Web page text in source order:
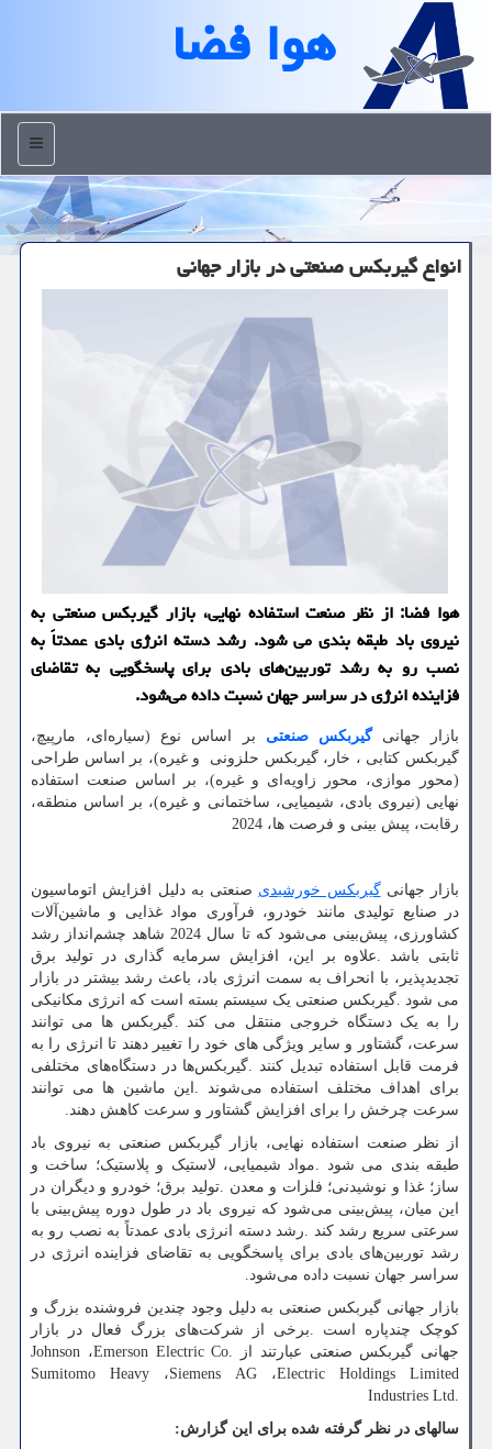
هوا فضا
منو
انواع گیربکس صنعتی در بازار جهانی
هوا فضا: از نظر صنعت استفاده نهایی، بازار گیربکس صنعتی به
نیروی باد طبقه بندی می شود. رشد دسته انرژی بادی عمدتاً به
نصب رو به رشد توربین‌های بادی برای پاسخگویی به تقاضای
فزاینده انرژی در سراسر جهان نسبت داده می‌شود.
بازار جهانیگیربکس صنعتی بر اساس نوع (سیاره‌ای، مارپیچ،
گیربکس کتابی ، خار، گیربکس حلزونی و غیره)، بر اساس طراحی
(محور موازی، محور زاویه‌ای و غیره)، بر اساس صنعت استفاده
نهایی (نیروی بادی، شیمیایی، ساختمانی و غیره)، بر اساس منطقه،
رقابت، پیش بینی و فرصت ها، 2024
بازار جهانیگیربکس خورشیدی صنعتی به دلیل افزایش اتوماسیون
در صنایع تولیدی مانند خودرو، فرآوری مواد غذایی و ماشین‌آلات
کشاورزی، پیش‌بینی می‌شود که تا سال 2024 شاهد چشم‌انداز رشد
ثابتی باشد.علاوه بر این، افزایش سرمایه گذاری در تولید برق
تجدیدپذیر، با انحراف به سمت انرژی باد، باعث رشد بیشتر در بازار
می شود .گیربکس صنعتی یک سیستم بسته است که انرژی مکانیکی
را به یک دستگاه خروجی منتقل می کند.گیربکس ها می توانند
سرعت، گشتاور و سایر ویژگی های خود را تغییر دهند تا انرژی را به
فرمت قابل استفاده تبدیل کنند .گیربکس‌ها در دستگاه‌های مختلفی
برای اهداف مختلف استفاده می‌شوند . این ماشین ها می توانند
سرعت چرخش را برای افزایش گشتاور و سرعت کاهش دهند.
از نظر صنعت استفاده نهایی، بازار گیربکس صنعتی به نیروی باد
طبقه بندی می شود .مواد شیمیایی، لاستیک و پلاستیک؛ ساخت و
ساز؛ غذا و نوشیدنی؛ فلزات و معدن .تولید برق؛ خودرو و دیگران در
این میان، پیش‌بینی می‌شود که نیروی باد در طول دوره پیش‌بینی با
سرعتی سریع رشد کند .رشد دسته انرژی بادی عمدتاً به نصب رو به
رشد توربین‌های بادی برای پاسخگویی به تقاضای فزاینده انرژی در
سراسر جهان نسبت داده می‌شود.
بازار جهانی گیربکس صنعتی به دلیل وجود چندین فروشنده بزرگ و
کوچک چندپاره است .برخی از شرکت‌های بزرگ فعال در بازار
جهانی گیربکس صنعتی عبارتند از Emerson Electric Co.، Johnson
Electric Holdings Limited،Siemens AG، Sumitomo Heavy
Industries Ltd.
سالهای در نظر گرفته شده برای این گزارش: